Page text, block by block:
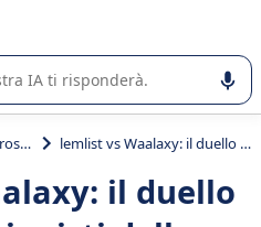
o nella scelta di un
Sales prospecting lemlist vs Waalaxy: il duello dei professionisti della prospezione B2B
il duello